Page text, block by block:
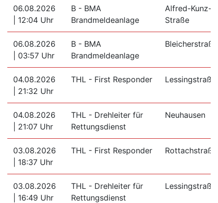
06.08.2026
| 12:04 Uhr
B - BMA
Brandmeldeanlage
Alfred-Kunz-
Straße
06.08.2026
| 03:57 Uhr
B - BMA
Brandmeldeanlage
Bleicherstraße
04.08.2026
| 21:32 Uhr
THL - First Responder Lessingstraße
04.08.2026
| 21:07 Uhr
THL - Drehleiter für
Rettungsdienst
Neuhausen
03.08.2026
| 18:37 Uhr
THL - First Responder Rottachstraße
03.08.2026
| 16:49 Uhr
THL - Drehleiter für
Rettungsdienst
Lessingstraße